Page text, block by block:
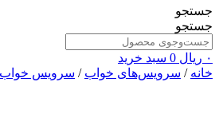
جستجو
جستجو
۰ ریال 0 سبد خرید
خانه / سرویس‌های خواب / سرویس خواب